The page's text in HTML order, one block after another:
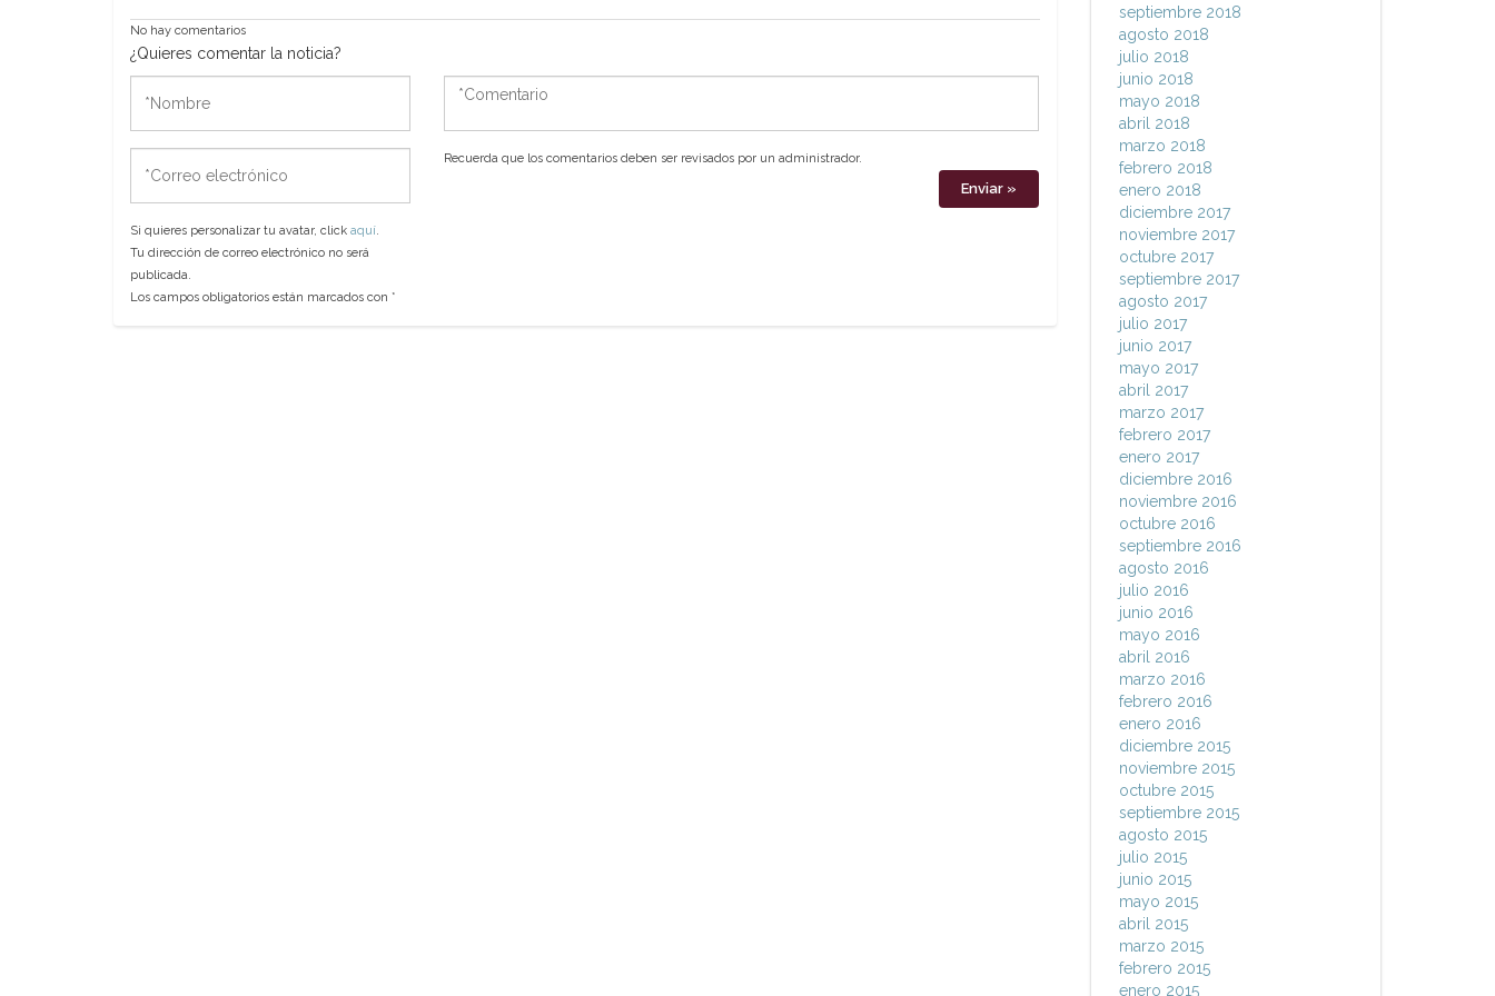
No hay comentarios
¿Quieres comentar la noticia?
electrónico
Si quieres personalizar tu avatar, click aquí.
Tu dirección de correo electrónico no será
publicada.
Los campos obligatorios están marcados con *
*Comentario
Recuerda que los comentarios deben ser revisados por un administrador.
septiembre 2018
agosto 2018
julio 2018
junio 2018
mayo 2018
abril 2018
marzo 2018
febrero 2018
enero 2018
diciembre 2017
noviembre 2017
octubre 2017
septiembre 2017
agosto 2017
julio 2017
junio 2017
mayo 2017
abril 2017
marzo 2017
febrero 2017
enero 2017
diciembre 2016
noviembre 2016
octubre 2016
septiembre 2016
agosto 2016
julio 2016
junio 2016
mayo 2016
abril 2016
marzo 2016
febrero 2016
enero 2016
diciembre 2015
noviembre 2015
octubre 2015
septiembre 2015
agosto 2015
julio 2015
junio 2015
mayo 2015
abril 2015
marzo 2015
febrero 2015
enero 2015